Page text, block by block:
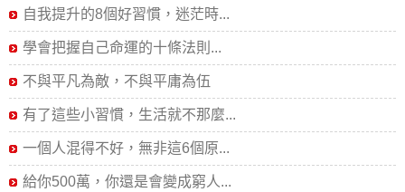
自我提升的8個好習慣，迷茫時...
學會把握自己命運的十條法則...
不與平凡為敵，不與平庸為伍
有了這些小習慣，生活就不那麼...
一個人混得不好，無非這6個原...
給你500萬，你還是會變成窮人...